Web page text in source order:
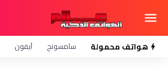
هواتف محمولة سامسونج آيفون